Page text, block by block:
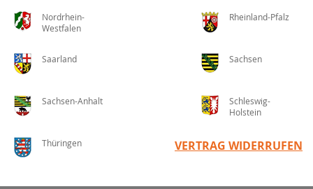
Nordrhein-
Westfalen
Rheinland-Pfalz
Saarland Sachsen
Sachsen-Anhalt
Schleswig-
Holstein
Thüringen VERTRAG WIDERRUFEN